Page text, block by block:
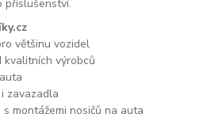
příslušenství.
většinu vozidel
kvalitních výrobců
zavazadla
montážemi nosičů na auta